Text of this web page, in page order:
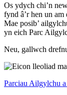
Os ydych chi’n
fynd â’r hen un am
Mae posib’
yn eich Parc
Neu, gallwch
Parciau Ailgylchu